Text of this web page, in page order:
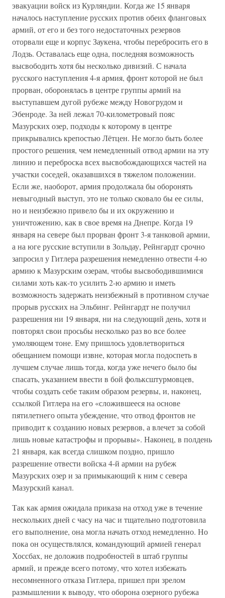
эвакуации войск из Курляндии. Когда же 15 января
началось наступление русских против обеих фланговых
армий, от его и без того недостаточных резервов
оторвали еще и корпус Заукена, чтобы перебросить его в
Лодзь. Оставалась еще одна, последняя возможность
высвободить хотя бы несколько дивизий. С начала
русского наступления 4-я армия, фронт которой не был
прорван, оборонялась в центре группы армий на
выступавшем дугой рубеже между Новогрудом и
Эбенроде. За ней лежал 70-километровый пояс
Мазурских озер, подходы к которому в центре
прикрывались крепостью Лётцен. Не могло быть более
простого решения, чем немедленный отвод армии на эту
линию и переброска всех высвобождающихся частей на
участки соседей, оказавшихся в тяжелом положении.
Если же, наоборот, армия продолжала бы оборонять
невыгодный выступ, это не только сковало бы ее силы,
но и неизбежно привело бы и их окружению и
уничтожению, как в свое время на Днепре. Когда 19
января на севере был прорван фронт 3-я танковой армии,
а на юге русские вступили в Зольдау, Рейнгардт срочно
запросил у Гитлера разрешения немедленно отвести 4-ю
армию к Мазурским озерам, чтобы высвободившимися
силами хоть как-то усилить 2-ю армию и иметь
возможность задержать неизбежный в противном случае
прорыв русских на Эльбинг. Рейнгардт не получил
разрешения ни 19 января, ни на следующий день, хотя и
повторял свои просьбы несколько раз во все более
умоляющем тоне. Ему пришлось удовлетвориться
обещанием помощи извне, которая могла подоспеть в
лучшем случае лишь тогда, когда уже нечего было бы
спасать, указанием ввести в бой фольксштурмовцев,
чтобы создать себе таким образом резервы, и, наконец,
ссылкой Гитлера на его «сложившееся на основе
пятилетнего опыта убеждение, что отвод фронтов не
приводит к созданию новых резервов, а влечет за собой
лишь новые катастрофы и прорывы». Наконец, в полдень
21 января, как всегда слишком поздно, пришло
разрешение отвести войска 4-й армии на рубеж
Мазурских озер и за примыкающий к ним с севера
Мазурский канал.
Так как армия ожидала приказа на отход уже в течение
нескольких дней с часу на час и тщательно подготовила
его выполнение, она могла начать отход немедленно. Но
пока он осуществлялся, командующий армией генерал
Хоссбах, не доложив подробностей в штаб группы
армий, и прежде всего потому, что хотел избежать
несомненного отказа Гитлера, пришел при зрелом
размышлении к выводу, что оборона озерного рубежа